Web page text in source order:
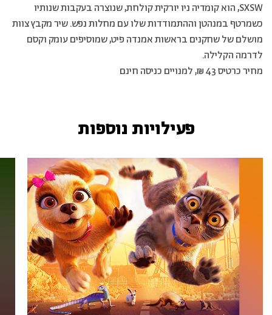
SXSW, הוא קומדיה ניו יורקית קולחת, שנוצרה בעקבות שנותיו
כשמרטף במנהטן וההתמודדות שלו עם מחלות נפש. שיר מקבץ צוות
מושלם של שחקנים בראשות אמנדה פיט, שמוסיפים עומק וקסם
לדרמה הקלילה.
מחיר כרטיס 43 ₪, למנויים כניסה חינם
פעילויות נוספות